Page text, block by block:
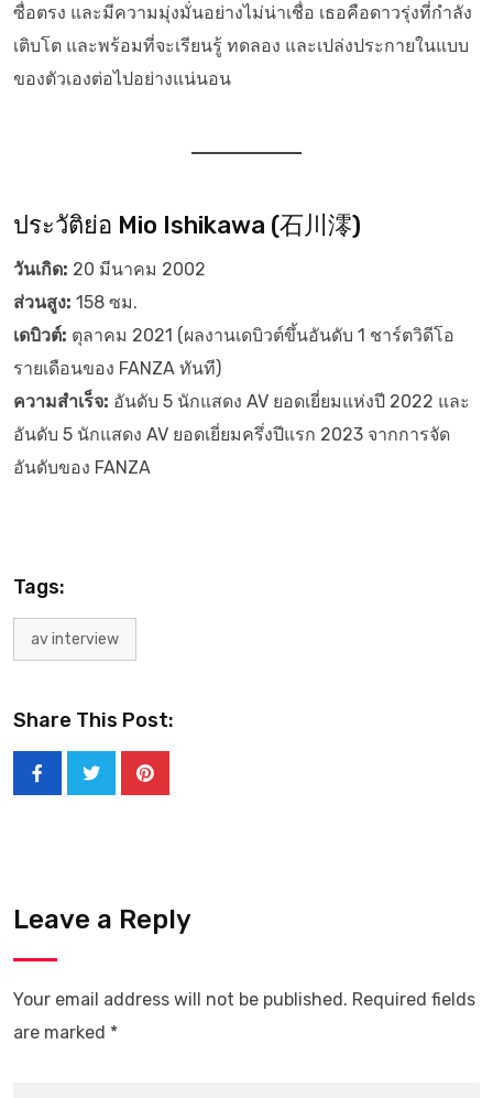
ซื่อตรง และมีความมุ่งมั่นอย่างไม่น่าเชื่อ เธอคือดาวรุ่งที่กำลัง
เติบโต และพร้อมที่จะเรียนรู้ ทดลอง และเปล่งประกายในแบบ
ของตัวเองต่อไปอย่างแน่นอน
ประวัติย่อ Mio Ishikawa (石川澪)
วันเกิด: 20 มีนาคม 2002
ส่วนสูง: 158 ซม.
เดบิวต์: ตุลาคม 2021 (ผลงานเดบิวต์ขึ้นอันดับ 1 ชาร์ตวิดีโอ
รายเดือนของ FANZA ทันที)
ความสำเร็จ: อันดับ 5 นักแสดง AV ยอดเยี่ยมแห่งปี 2022 และ
อันดับ 5 นักแสดง AV ยอดเยี่ยมครึ่งปีแรก 2023 จากการจัด
อันดับของ FANZA
Tags:
av interview
Share This Post:
Leave a Reply
Your email address will not be published. Required fields
are marked *